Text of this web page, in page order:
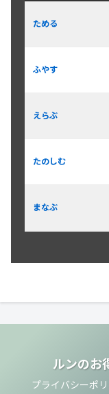
ためる
ふやす
えらぶ
たのしむ
まなぶ
ルンのお
プライバシーポ